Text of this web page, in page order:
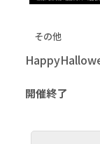
その他
開催終了